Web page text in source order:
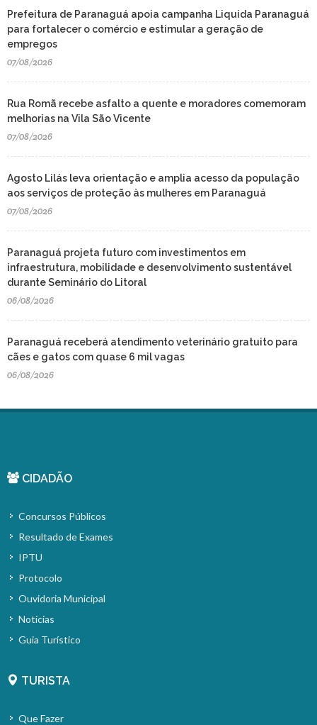
Prefeitura de Paranaguá apoia campanha Liquida Paranaguá
para fortalecer o comércio e estimular a geração de
empregos
07/08/2026
Rua Romã recebe asfalto a quente e moradores comemoram
melhorias na Vila São Vicente
07/08/2026
Agosto Lilás leva orientação e amplia acesso da população
aos serviços de proteção às mulheres em Paranaguá
07/08/2026
Paranaguá projeta futuro com investimentos em
infraestrutura, mobilidade e desenvolvimento sustentável
durante Seminário do Litoral
06/08/2026
Paranaguá receberá atendimento veterinário gratuito para
cães e gatos com quase 6 mil vagas
06/08/2026
CIDADÃO
Concursos Públicos
Resultado de Exames
IPTU
Protocolo
Ouvidoria Municipal
Notícias
Guia Turístico
TURISTA
Que Fazer